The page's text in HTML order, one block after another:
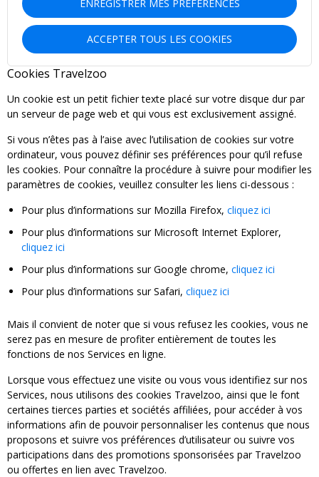
ENREGISTRER MES PRÉFÉRENCES
ACCEPTER TOUS LES COOKIES
Cookies Travelzoo
Un cookie est un petit fichier texte placé sur votre disque dur par
un serveur de page web et qui vous est exclusivement assigné.
Si vous n’êtes pas à l’aise avec l’utilisation de cookies sur votre
ordinateur, vous pouvez définir ses préférences pour qu’il refuse
les cookies. Pour connaître la procédure à suivre pour modifier les
paramètres de cookies, veuillez consulter les liens ci-dessous :
Pour plus d’informations sur Mozilla Firefox, cliquez ici
Pour plus d’informations sur Microsoft Internet Explorer,
cliquez ici
Pour plus d’informations sur Google chrome, cliquez ici
Pour plus d’informations sur Safari, cliquez ici
Mais il convient de noter que si vous refusez les cookies, vous ne
serez pas en mesure de profiter entièrement de toutes les
fonctions de nos Services en ligne.
Lorsque vous effectuez une visite ou vous vous identifiez sur nos
Services, nous utilisons des cookies Travelzoo, ainsi que le font
certaines tierces parties et sociétés affiliées, pour accéder à vos
informations afin de pouvoir personnaliser les contenus que nous
proposons et suivre vos préférences d’utilisateur ou suivre vos
participations dans des promotions sponsorisées par Travelzoo
ou offertes en lien avec Travelzoo.